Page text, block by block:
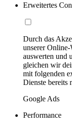
Erweitertes
Durch das
unserer Online-
auswerten und
gleichen wir
mit folgenden
Dienste bereits
Google Ads
Performance